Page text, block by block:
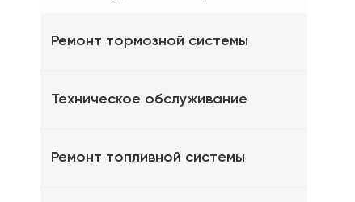
Ремонт тормозной системы
Техническое обслуживание
Ремонт топливной системы